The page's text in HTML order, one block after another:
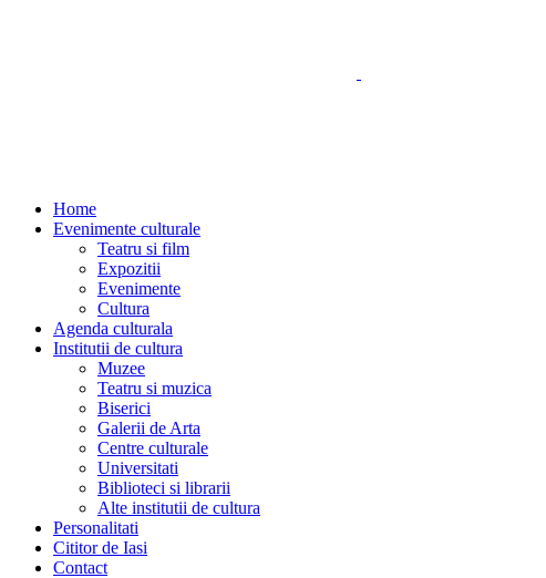
Home
Evenimente culturale
Teatru si film
Expozitii
Evenimente
Cultura
Agenda culturala
Institutii de cultura
Muzee
Teatru si muzica
Biserici
Galerii de Arta
Centre culturale
Universitati
Biblioteci si librarii
Alte institutii de cultura
Personalitati
Cititor de Iasi
Contact